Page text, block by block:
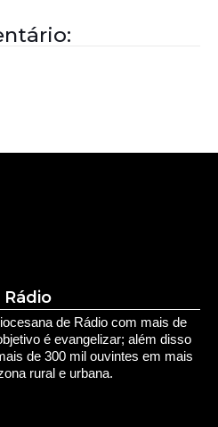
de Rádio com mais de
é evangelizar; além disso
de 300 mil ouvintes em mais
rural e urbana.